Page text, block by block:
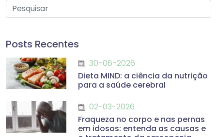
Posts Recentes
30-06-2026
Dieta MIND: a ciência da nutrição
para a saúde cerebral
02-03-2026
Fraqueza no corpo e nas pernas
em idosos: entenda as causas e